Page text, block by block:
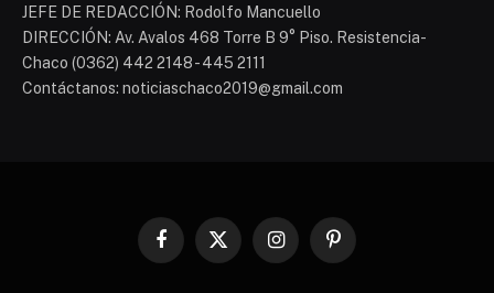
JEFE DE REDACCIÓN: Rodolfo Mancuello
DIRECCIÓN: Av. Avalos 468 Torre B 9° Piso. Resistencia-
Chaco (0362) 442 2148 - 445 2111
Contáctanos: noticiaschaco2019@gmail.com
Facebook
X
InstagramPinterest